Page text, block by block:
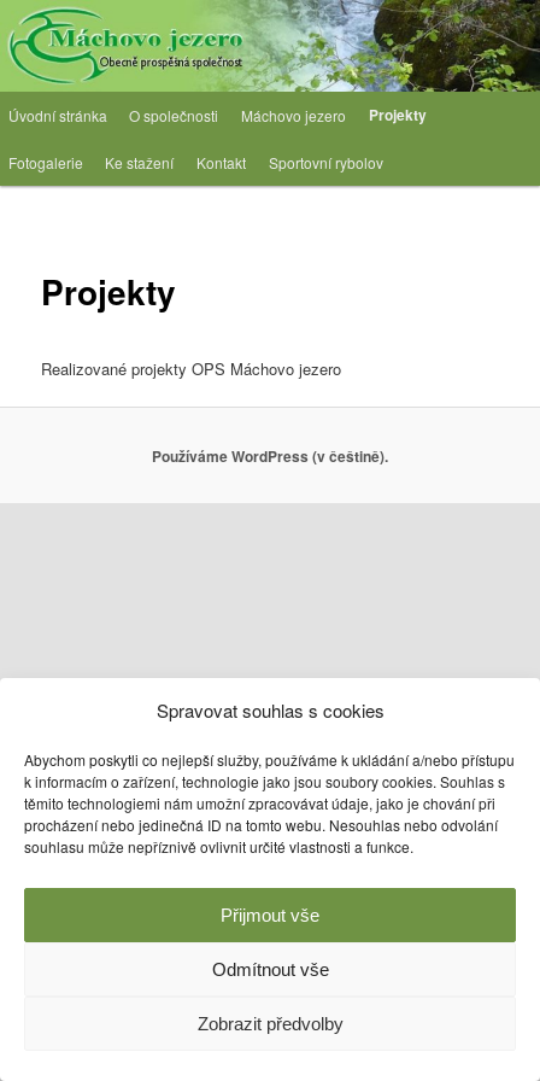
Spravovat souhlas s cookies
Abychom poskytli co nejlepší služby, používáme k ukládání a/nebo přístupu
k informacím o zařízení, technologie jako jsou soubory cookies. Souhlas s
těmito technologiemi nám umožní zpracovávat údaje, jako je chování při
procházení nebo jedinečná ID na tomto webu. Nesouhlas nebo odvolání
souhlasu může nepříznivě ovlivnit určité vlastnosti a funkce.
Přijmout vše
Odmítnout vše
Zobrazit předvolby
Přejít
k
hlavnímu
obsahu
webu OPS Máchovo jezero
Obecně prospěšná společnost
Hlavní
menu
Úvodní stránka O společnosti Máchovo jezero Projekty
Fotogalerie Ke stažení Kontakt Sportovní rybolov
Projekty
Realizované projekty OPS Máchovo jezero
Používáme WordPress (v češtině).